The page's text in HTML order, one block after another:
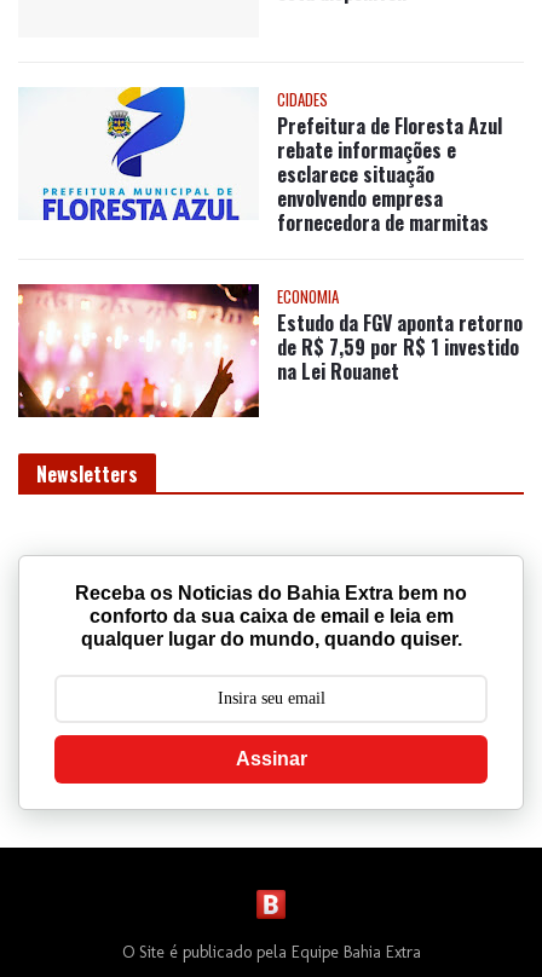
CIDADES
Prefeitura de Floresta Azul
rebate informações e
esclarece situação
envolvendo empresa
fornecedora de marmitas
ECONOMIA
Estudo da FGV aponta retorno
de R$ 7,59 por R$ 1 investido
na Lei Rouanet
Newsletters
Receba os Noticias do Bahia Extra bem no
conforto da sua caixa de email e leia em
qualquer lugar do mundo, quando quiser.
Assinar
O Site é publicado pela Equipe Bahia Extra